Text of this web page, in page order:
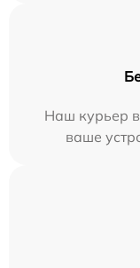
Наш курьер
ваше